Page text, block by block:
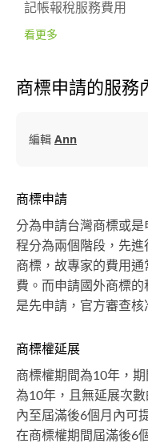
記帳報稅服務費用
看更多
商標申請的服務
編輯 Ann
商標申請
分為申請台灣商標或
程分為兩個階段，先
商標，故專家的費用
費。而申請國外商標
是先申請，官方審查
商標權延展
商標權期間為10年，
為10年，且無延展次
內至屆滿後6個月內可
在商標權期間屆滿後6